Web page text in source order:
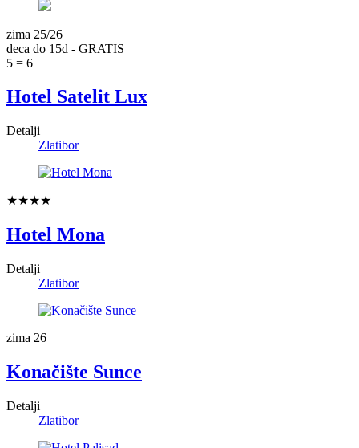
zima 25/26
deca do 15d - GRATIS
5 = 6
Hotel Satelit Lux
Detalji
Zlatibor
★★★★
Hotel Mona
Detalji
Zlatibor
zima 26
Konačište Sunce
Detalji
Zlatibor